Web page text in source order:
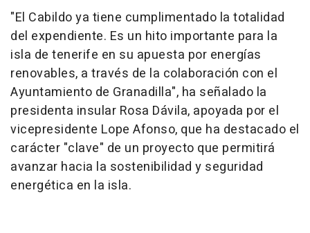
"El Cabildo ya tiene cumplimentado la totalidad
del expendiente. Es un hito importante para la
isla de tenerife en su apuesta por energías
renovables, a través de la colaboración con el
Ayuntamiento de Granadilla", ha señalado la
presidenta insular Rosa Dávila, apoyada por el
vicepresidente Lope Afonso, que ha destacado el
carácter "clave" de un proyecto que permitirá
avanzar hacia la sostenibilidad y seguridad
energética en la isla.